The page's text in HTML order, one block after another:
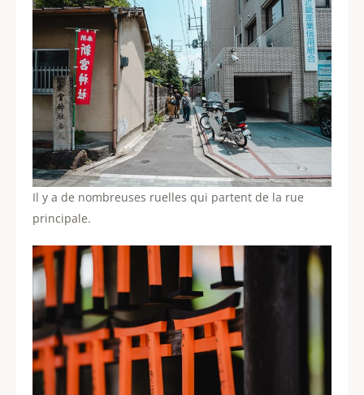
Il y a de nombreuses ruelles qui partent de la rue
principale.